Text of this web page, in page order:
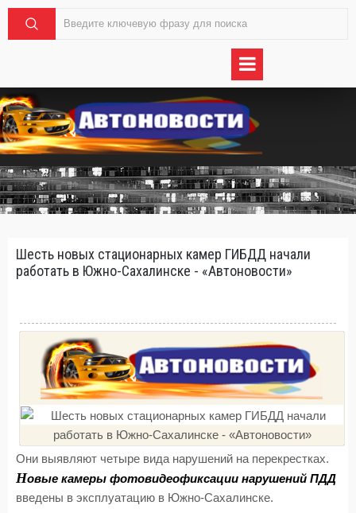
Шесть новых стационарных камер ГИБДД начали
работать в Южно-Сахалинске - «Автоновости»
Они выявляют четыре вида нарушений на перекрестках.
Новые камеры фотовидеофиксации нарушений ПДД
введены в эксплуатацию в Южно-Сахалинске.